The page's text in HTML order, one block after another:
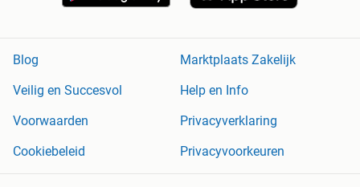
Blog
Marktplaats Zakelijk
Veilig en Succesvol
Help en Info
Voorwaarden
Privacyverklaring
Cookiebeleid
Privacyvoorkeuren